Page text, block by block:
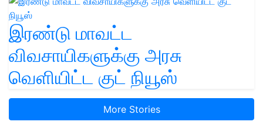
இரண்டு மாவட்ட
விவசாயிகளுக்கு அரசு
வெளியிட்ட குட் நியூஸ்
More Stories